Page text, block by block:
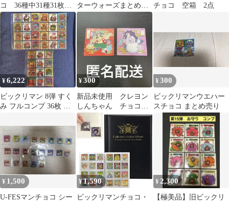
コ 36種中31種31枚セ
ット
ターウォーズまとめ売
り
チョコ 空箱 2点
¥6,222
ビックリマン 8弾 すく
み フルコンプ 36枚 ビ
ョコ版
¥300
新品未使用 クレヨン
しんちゃん チョコビ
シール 妖怪バケ〜シ
ョン
¥300
ビックリマンウエハー
スチョコ まとめ売り
¥ 1,500
U-FESマンチョコ シー
¥1,590
ビックリマンチョコ・
¥ 2,300
【極美品】旧ビックリ